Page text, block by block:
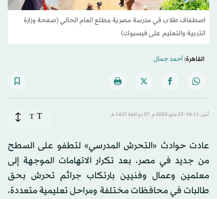
اصطفاف طلاب في مدرسة مصرية مطلع العام الحالي (صفحة وزارة
التربية والتعليم على فيسبوك)
القاهرة:أحمد جمال
نُشر: 16:11-23 مايو 2026 م ـ 07 ذو الحِجّة 1447 هـ T
T
عادت حوادث «التحرش المدرسي» لتطفو على السطح
من جديد في مصر، بعد تكرار الاتهامات الموجهة إلى
معلمين وعمال وفنيين بارتكاب جرائم تحرش بحق
طالبات في محافظات مختلفة ومراحل تعليمية متعددة،